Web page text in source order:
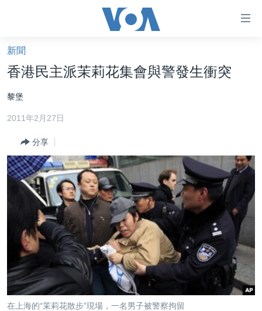
礙
鏈
接
跳
轉
容
跳
檢
索
港澳
台灣
美中關係
海外港人
新聞自由
揭謊頻道
美國
中國
國際
經貿
新聞
香港民主派茉莉花集會與警發生衝突
黎堡
2011年2月27日
分享
在上海的“茉莉花散步”現場，一名男子被警察拘留